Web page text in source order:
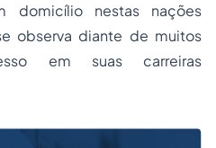
domicílio nestas nações
observa diante de muitos
em suas carreiras